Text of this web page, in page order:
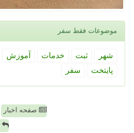
موضوعات فقط سفر
شهر ثبت خدمات آموزش
پایتخت
سفر
صفحه اخبار